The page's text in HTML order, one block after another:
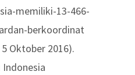
memiliki-13-466-
berkoordinat
Oktober 2016).
Indonesia